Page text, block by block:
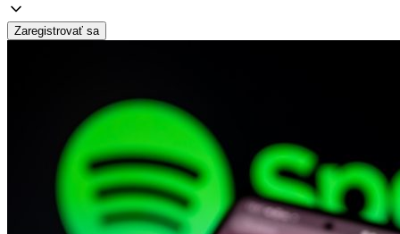
Zaregistrovať sa